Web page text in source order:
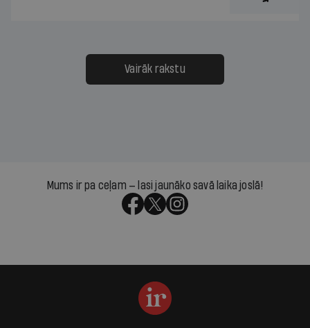
Vairāk rakstu
Mums ir pa ceļam — lasi jaunāko savā laika joslā!